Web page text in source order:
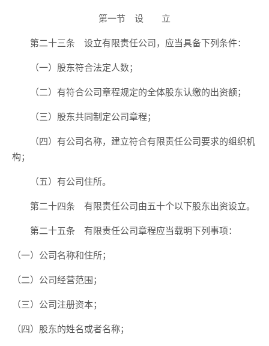
第一节 设 立
第二十三条 设立有限责任公司，应当具备下列条件：
（一）股东符合法定人数；
（二）有符合公司章程规定的全体股东认缴的出资额；
（三）股东共同制定公司章程；
（四）有公司名称，建立符合有限责任公司要求的组织机
构；
（五）有公司住所。
第二十四条 有限责任公司由五十个以下股东出资设立。
第二十五条 有限责任公司章程应当载明下列事项：
（一）公司名称和住所；
（二）公司经营范围；
（三）公司注册资本；
（四）股东的姓名或者名称；